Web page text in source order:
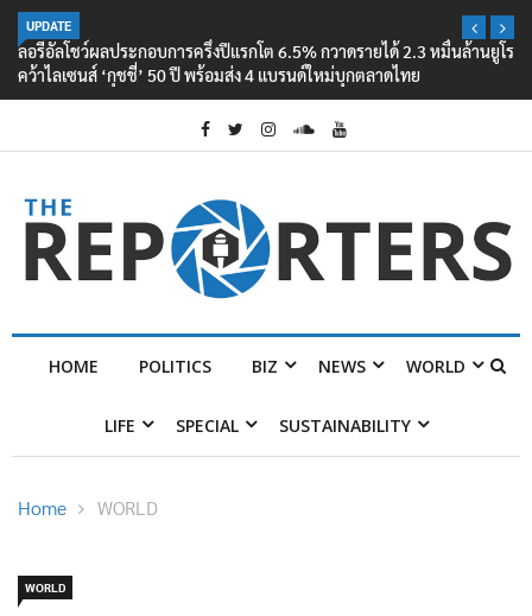
UPDATE
ลอรีอัลโชว์ผลประกอบการครึ่งปีแรกโต 6.5% กวาดรายได้ 2.3 หมื่นล้านยูโร
คว้าไลเซนส์ ‘กุชชี่’ 50 ปี พร้อมส่ง 4 แบรนด์ใหม่บุกตลาดไทย
HOME POLITICS BIZ NEWS WORLD
LIFE SPECIAL SUSTAINABILITY
Home WORLD
WORLD